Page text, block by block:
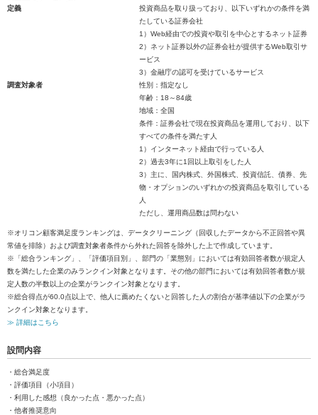
定義
投資商品を取り扱っており、以下いずれかの条件を満
たしている証券会社
1）Web経由での投資や取引を中心とするネット証券
2）ネット証券以外の証券会社が提供するWeb取引サ
ービス
3）金融庁の認可を受けているサービス
調査対象者
性別：指定なし
年齢：18～84歳
地域：全国
条件：証券会社で現在投資商品を運用しており、以下
すべての条件を満たす人
1）インターネット経由で行っている人
2）過去3年に1回以上取引をした人
3）主に、国内株式、外国株式、投資信託、債券、先
物・オプションのいずれかの投資商品を取引している
人
ただし、運用商品数は問わない
※オリコン顧客満足度ランキングは、データクリーニング（回収したデータから不正回答や異
常値を排除）および調査対象者条件から外れた回答を除外した上で作成しています。
※「総合ランキング」、「評価項目別」、部門の「業態別」においては有効回答者数が規定人
数を満たした企業のみランクイン対象となります。その他の部門においては有効回答者数が規
定人数の半数以上の企業がランクイン対象となります。
※総合得点が60.0点以上で、他人に薦めたくないと回答した人の割合が基準値以下の企業がラ
ンクイン対象となります。
≫ 詳細はこちら
設問内容
・総合満足度
・評価項目（小項目）
・利用した感想（良かった点・悪かった点）
・他者推奨意向